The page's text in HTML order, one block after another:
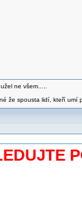
ne všem.....
že spousta lidí, kteří umí